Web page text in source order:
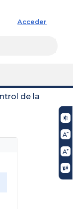
Acceder
de la